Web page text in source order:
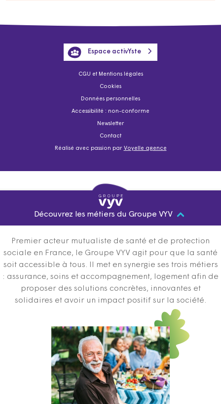
CGU et Mentions légales
Cookies
Données personnelles
Accessibilité : non-conforme
Newsletter
Contact
Réalisé avec passion par Voyelle agence
Espace activYste
Découvrez les métiers du Groupe VYV
Premier acteur mutualiste de santé et de protection
sociale en France, le Groupe VYV agit pour que la santé
soit accessible à tous. Il met en synergie ses trois métiers
: assurance, soins et accompagnement, logement afin de
proposer des solutions concrètes, innovantes et
solidaires et avoir un impact positif sur la société.